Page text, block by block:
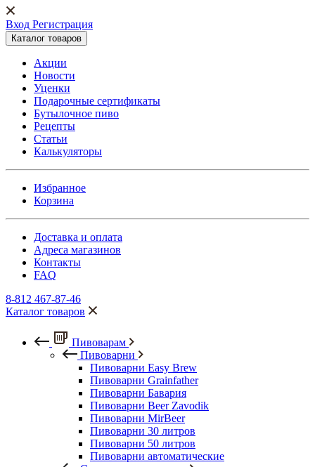
Вход Регистрация
Каталог товаров
Акции
Новости
Уценки
Подарочные сертификаты
Бутылочное пиво
Рецепты
Статьи
Калькуляторы
Избранное
Корзина
Доставка и оплата
Адреса магазинов
Контакты
FAQ
8-812 467-87-46
Каталог товаров
Пивоварам
Пивоварни
Пивоварни Easy Brew
Пивоварни Grainfather
Пивоварни Бавария
Пивоварни Beer Zavodik
Пивоварни MirBeer
Пивоварни 30 литров
Пивоварни 50 литров
Пивоварни автоматические